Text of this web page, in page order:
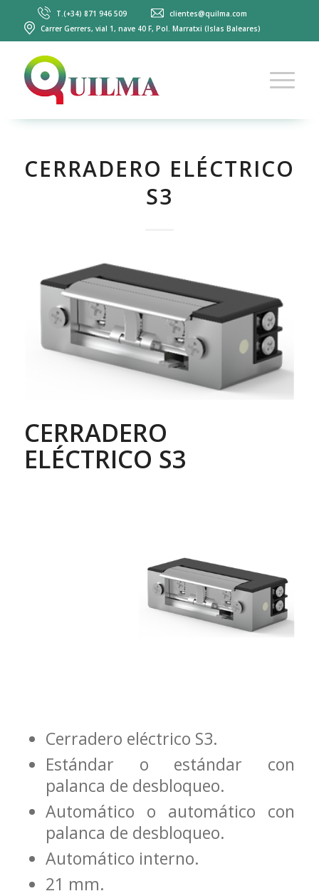
T.(+34) 871 946 509
clientes@quilma.com
Carrer Gerrers, vial 1, nave 40 F, Pol. Marratxi (Islas Baleares)
CERRADERO ELÉCTRICO
S3
CERRADERO
ELÉCTRICO S3
Cerradero eléctrico S3.
Estándar o estándar con
palanca de desbloqueo.
Automático o automático con
palanca de desbloqueo.
Automático interno.
21 mm.